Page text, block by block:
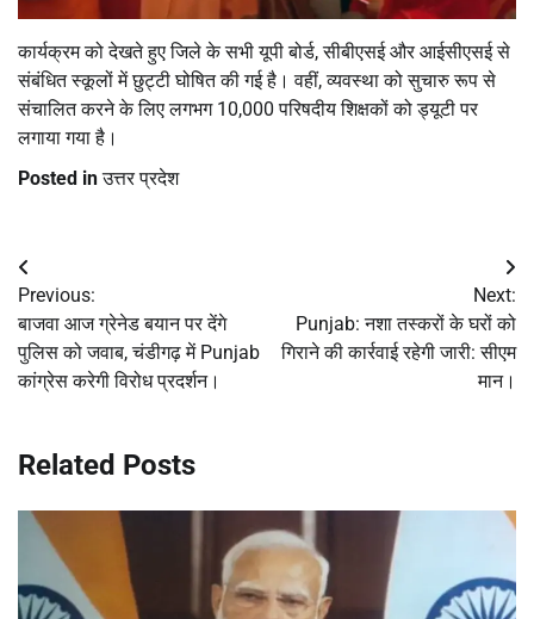
कार्यक्रम को देखते हुए जिले के सभी यूपी बोर्ड, सीबीएसई और आईसीएसई से
संबंधित स्कूलों में छुट्टी घोषित की गई है। वहीं, व्यवस्था को सुचारु रूप से
संचालित करने के लिए लगभग 10,000 परिषदीय शिक्षकों को ड्यूटी पर
लगाया गया है।
Posted inउत्तर प्रदेश
Post
navigation
Previous:
बाजवा आज ग्रेनेड बयान पर देंगे
पुलिस को जवाब, चंडीगढ़ में Punjab
कांग्रेस करेगी विरोध प्रदर्शन।
Next:
Punjab: नशा तस्करों के घरों को
गिराने की कार्रवाई रहेगी जारी: सीएम
मान।
Related Posts